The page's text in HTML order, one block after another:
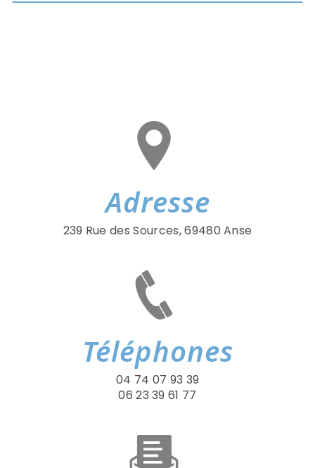
Adresse
239 Rue des Sources, 69480 Anse
Téléphones
04 74 07 93 39
06 23 39 61 77